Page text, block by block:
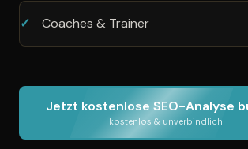
Coaches & Trainer
Jetzt kostenlose SEO-Analyse
kostenlos & unverbindlich